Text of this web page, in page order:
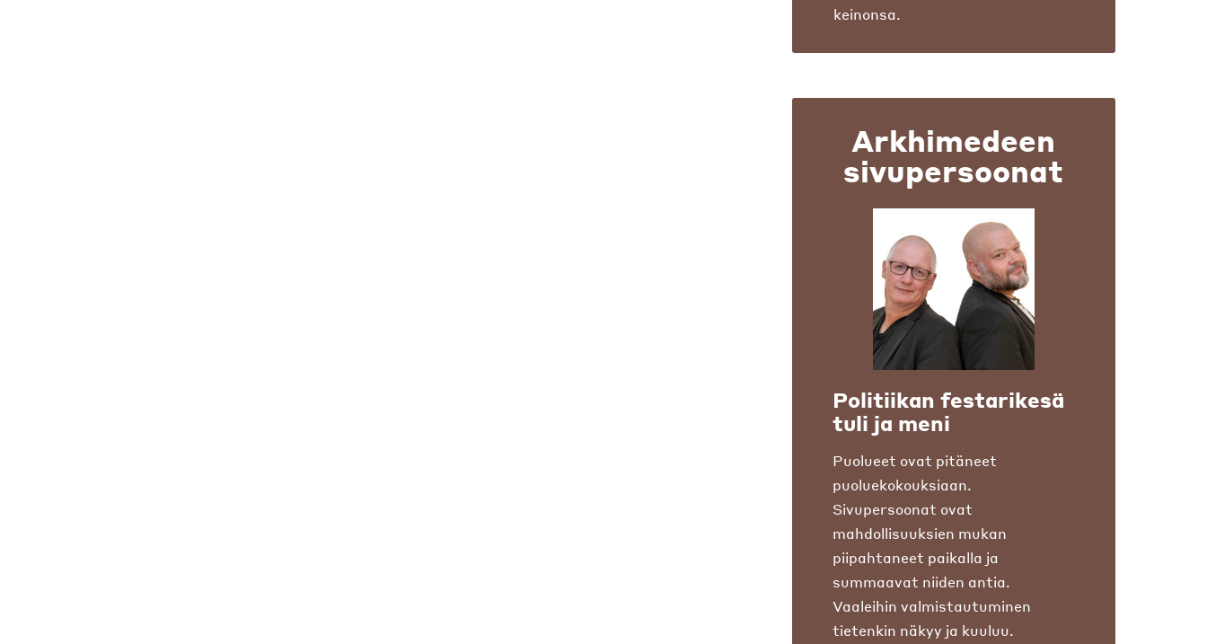
keinonsa.
Arkhimedeen
sivupersoonat
Politiikan festarikesä
tuli ja meni
Puolueet ovat pitäneet
puoluekokouksiaan.
Sivupersoonat ovat
mahdollisuuksien mukan
piipahtaneet paikalla ja
summaavat niiden antia.
Vaaleihin valmistautuminen
tietenkin näkyy ja kuuluu.